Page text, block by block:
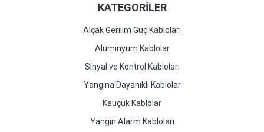
KATEGORİLER
Alçak Gerilim Güç Kabloları
Alüminyum Kablolar
Sinyal ve Kontrol Kabloları
Yangına Dayanıklı Kablolar
Kauçuk Kablolar
Yangın Alarm Kabloları